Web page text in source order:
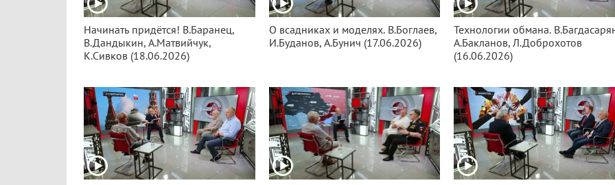
Начинать придётся! В.Баранец,
В.Дандыкин, А.Матвийчук,
К.Сивков (18.06.2026)
О всадниках и моделях. В.Боглаев,
И.Буданов, А.Бунич (17.06.2026)
Технологии обмана.
А.Бакланов, Л.Доброхотов
(16.06.2026)